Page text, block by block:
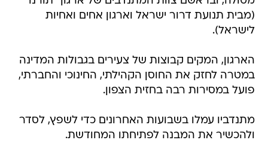
(מבית תנועת דרור ישראל וארגון אחים ואחיות
לישראל).
הארגון, המקים קבוצות של צעירים בגבולות המדינה
במטרה לחזק את החוסן הקהילתי, החינוכי והחברתי,
פועל במסירות רבה בחזית הצפון.
מתנדביו עמלו בשבועות האחרונים כדי לשפץ, לסדר
ולהכשיר את המבנה לפתיחתו המחודשת.